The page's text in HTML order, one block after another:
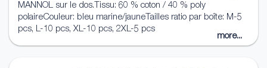
MANNOL sur le dos.Tissu: 60 % coton / 40 % poly
polaireCouleur: bleu marine/jauneTailles ratio par boîte: M-5
pcs, L-10 pcs, XL-10 pcs, 2XL-5 pcs
more...